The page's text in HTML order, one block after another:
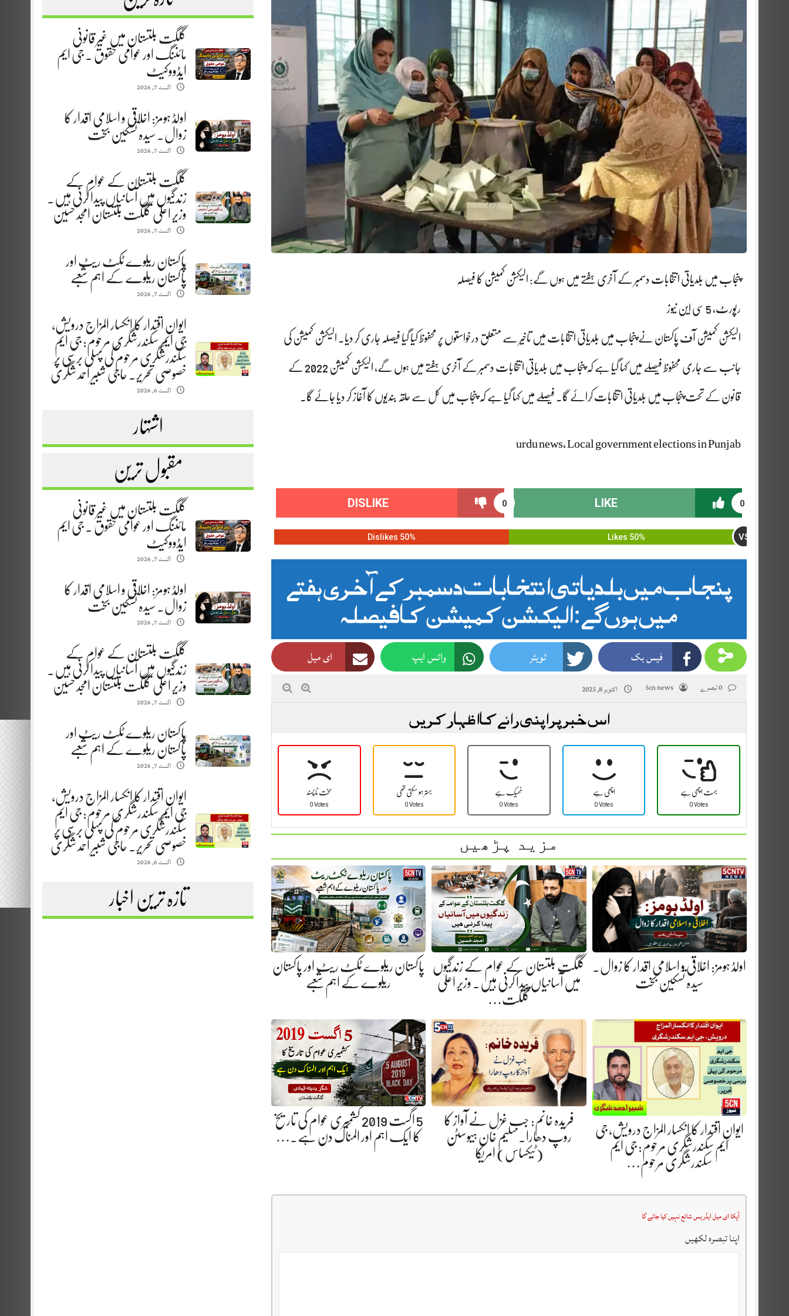
گلگت بلتستان میں غیر قانونی
مائننگ اور عوامی حقوق . جی ایم
ایڈووکیٹ
اگست 7, 2026
اولڈ ہومز: اخلاقی و اسلامی اقدار کا
زوال. سیدہ تسکین بخت
اگست 7, 2026
گلگت بلتستان کے عوام کے
زندگیوں میں آسانیاں پیدا کرنی ہیں.
وزیر اعلیٰ گلگت بلتستان امجد حسین
اگست 7, 2026
پاکستان ریلوے ٹکٹ ریٹ اور
پاکستان ریلوے کے اہم شعبے
اگست 7, 2026
ایوانِ اقتدار کا انکسار المزاج درویش،
جی ایم سکندرشگری مرحوم: جی ایم
سکندرشگری مرحوم کی پہلی برسی پر
خصوصی تحریر. حاجی شبیر احمد شگری
اگست 6, 2026
اشتہار
مقبول ترین
گلگت بلتستان میں غیر قانونی
مائننگ اور عوامی حقوق . جی ایم
ایڈووکیٹ
اگست 7, 2026
اولڈ ہومز: اخلاقی و اسلامی اقدار کا
زوال. سیدہ تسکین بخت
اگست 7, 2026
گلگت بلتستان کے عوام کے
زندگیوں میں آسانیاں پیدا کرنی ہیں.
وزیر اعلیٰ گلگت بلتستان امجد حسین
اگست 7, 2026
پاکستان ریلوے ٹکٹ ریٹ اور
پاکستان ریلوے کے اہم شعبے
اگست 7, 2026
ایوانِ اقتدار کا انکسار المزاج درویش،
جی ایم سکندرشگری مرحوم: جی ایم
سکندرشگری مرحوم کی پہلی برسی پر
خصوصی تحریر. حاجی شبیر احمد شگری
اگست 6, 2026
تازہ ترین اخبار
پنجاب میں بلدیاتی انتخابات دسمبر کے آخری ہفتے میں ہوں گے: الیکشن کمیشن کا فیصلہ
رپورٹ، 5 سی این نیوز
الیکشن کمیشن آف پاکستان نے پنجاب میں بلدیاتی انتخابات میں تاخیر سے متعلق درخواستوں پر محفوظ کیا گیا فیصلہ جاری کر دیا۔ الیکشن کمیشن کی
جانب سے جاری محفوظ فیصلے میں کہا گیا ہے کہ پنجاب میں بلدیاتی انتخابات دسمبر کے آخری ہفتے میں ہوں گے، الیکشن کمیشن 2022 کے
قانون کے تحت پنجاب میں بلدیاتی انتخابات کرائے گا۔ فیصلے میں کہا گیا ہے کہ پنجاب میں کل سے حلقہ بندیوں کا آغاز کر دیا جائے گا۔
urdu news, Local government elections in Punjab
0
LIKE
0
DISLIKE
50% Likes VS
50% Dislikes
پنجاب میں بلدیاتی انتخابات دسمبر کے آخری ہفتے
میں ہوں گے: الیکشن کمیشن کا فیصلہ
فیس بک ٹویٹر واٹس ایپ ای میل
5cn news اکتوبر 8, 2025
اس خبر پر اپنی رائے کا اظہار کریں
سخت نا پسند
0 Votes
بہتر ہو سکتی تھی
0 Votes
ٹھیک ہے
0 Votes
اچھی ہے
0 Votes
بہت اچھی ہے
0 Votes
مزید پڑھیں
اولڈ ہومز: اخلاقی و اسلامی اقدار کا زوال.
سیدہ تسکین بخت
گلگت بلتستان کے عوام کے زندگیوں
میں آسانیاں پیدا کرنی ہیں. وزیر اعلیٰ
گلگت…
پاکستان ریلوے ٹکٹ ریٹ اور پاکستان
ریلوے کے اہم شعبے
ایوانِ اقتدار کا انکسار المزاج درویش، جی
ایم سکندرشگری مرحوم: جی ایم
سکندرشگری مرحوم…
فریدہ خانم: جب غزل نے آواز کا
روپ دھارا. سلیم خان ہیوسٹن
(ٹیکساس) امریکا
5 اگست 2019 کشمیری عوام کی تاریخ
کا ایک اہم اور المناک دن ہے.…
آپکا ای میل ایڈریس شائع نہیں کیا جائے گا
اپنا تبصرہ لکھیں